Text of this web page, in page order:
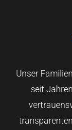
Unser
seit